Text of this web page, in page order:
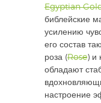
Egyptian
библейские
усилению
его состав
роза (Rose) и
обладают
настроение